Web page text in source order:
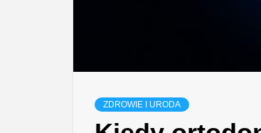
ZDROWIE I URODA